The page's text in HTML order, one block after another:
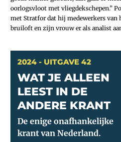
oorlogsvloot met vliegdekschepen.”
met Stratfor dat hij medewerkers
bruiloft en zijn vrouw er als analist
2024 - UITGAVE 42
WAT JE ALLEEN
LEEST IN DE
ANDERE KRANT